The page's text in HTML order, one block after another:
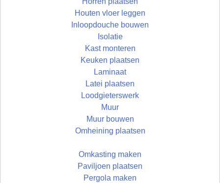
Houten vloer leggen
Inloopdouche bouwen
Isolatie
Kast monteren
Keuken plaatsen
Laminaat
Latei plaatsen
Loodgieterswerk
Muur
Muur bouwen
Omheining plaatsen
Omkasting maken
Paviljoen plaatsen
Pergola maken